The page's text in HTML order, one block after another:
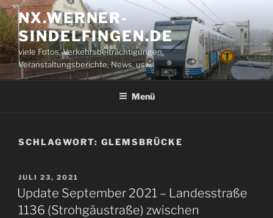
Zum
Inhalt
springen
NX.WERNER-
SINDELFINGEN.DE
viele Fotos, Verkehrsbeiträchtigungen,
Veranstaltungsberichte, News, usw.
Menü
SCHLAGWORT: GLEMSBRÜCKE
VERÖFFENTLICHT
AM
JULI 23, 2021
Update September 2021 – Landesstraße
1136 (Strohgäustraße) zwischen